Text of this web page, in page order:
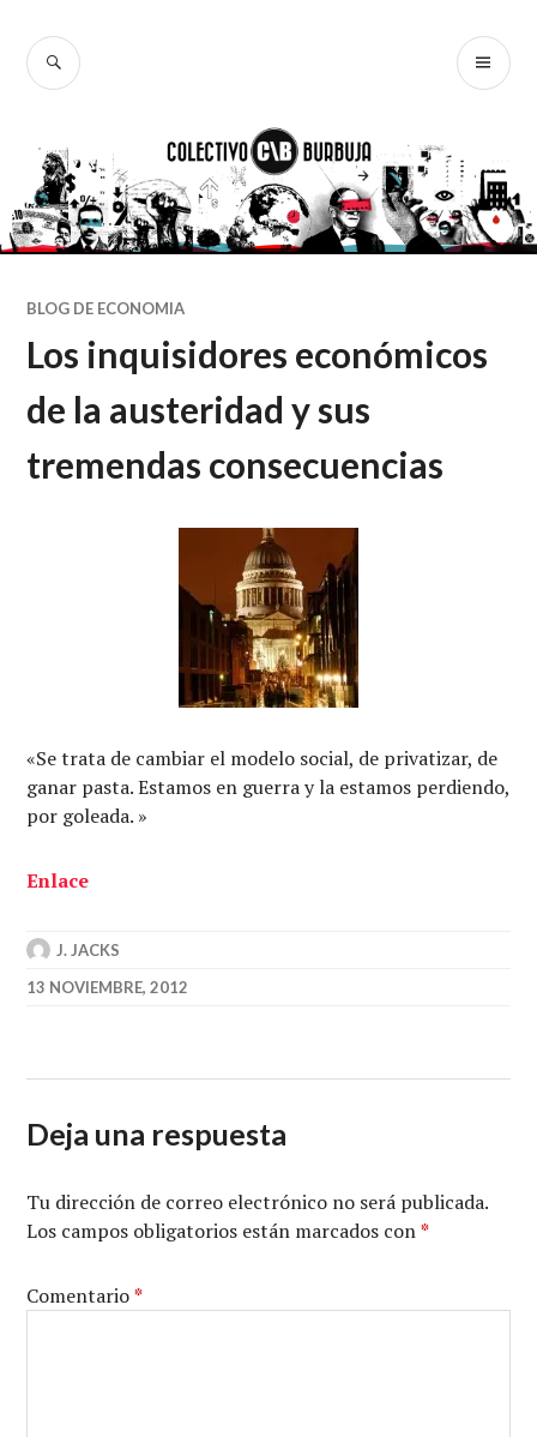
contenido
BUSCAR
BLOG DE ECONOMIA
Los inquisidores económicos
de la austeridad y sus
tremendas consecuencias
«Se trata de cambiar el modelo social, de privatizar, de
ganar pasta. Estamos en guerra y la estamos perdiendo,
por goleada. »
Enlace
J. JACKS
13 NOVIEMBRE, 2012
Deja una respuesta
Tu dirección de correo electrónico no será publicada.
Los campos obligatorios están marcados con*
Comentario*